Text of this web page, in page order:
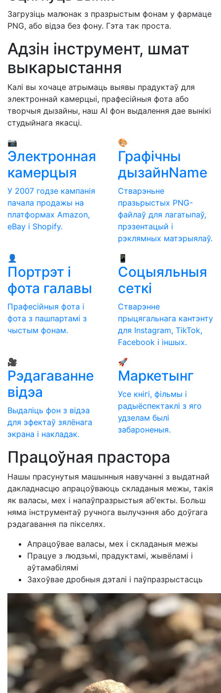
Загрузіць малюнак з празрыстым фонам у фармаце
PNG, або відэа без фону. Гэта так проста.
Адзін інструмент, шмат
выкарыстання
Калі вы хочаце атрымаць выявы прадуктаў для
электроннай камерцыі, прафесійныя фота або
творчыя дызайны, наш AI фон выдалення дае вынікі
студыйнага якасці.
📷
Электронная
камерцыя
У 2007 годзе кампанія
пачала продажы на
платформах Amazon,
eBay і Shopify.
🎨
Графічны
дызайнName
Стварэньне
празьрыстых PNG-
файлаў для лагатыпаў,
прэзентацый і
рэклямных матэрыялаў.
👤
Портрэт і
фота галавы
Прафесійныя фота і
фота з пашпартамі з
чыстым фонам.
📱
Соцыяльныя
сеткі
Стварэнне
прыцягальнага кантэнту
для Instagram, TikTok,
Facebook і іншых.
🎥
Рэдагаванне
відэа
Выдаліць фон з відэа
для эфектаў зялёнага
экрана і накладак.
🚀
Маркетынг
Усе кнігі, фільмы і
радыёспектаклі з яго
удзелам былі
забароненыя.
Працоўная прастора
Нашы прасунутыя машынныя навучанні з выдатнай
дакладнасцю апрацоўваюць складаныя межы, такія
як валасы, мех і напаўпразрыстыя аб'екты. Больш
няма інструментаў ручнога вылучэння або доўгага
рэдагавання па пікселях.
Апрацоўвае валасы, мех і складаныя межы
Працуе з людзьмі, прадуктамі, жывёламі і
аўтамабілямі
Захоўвае дробныя дэталі і паўпразрыстасць